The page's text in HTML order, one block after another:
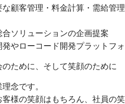
な顧客管理・料金計算・需給管
合ソリューションの企画提案
発やローコード開発プラットフ
ために、そして笑顔のために
念です。
様の笑顔はもちろん、社員の